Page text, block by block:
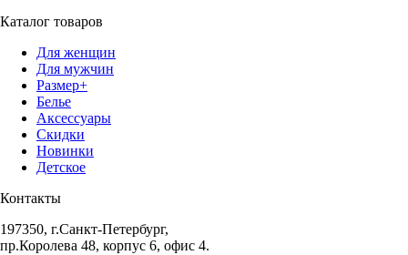
Каталог товаров
Для женщин
Для мужчин
Размер+
Белье
Аксессуары
Скидки
Новинки
Детское
Контакты
197350, г.Санкт-Петербург,
пр.Королева 48, корпус 6, офис 4.